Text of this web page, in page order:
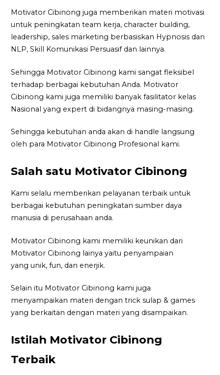
Motivator Cibinong juga memberikan materi motivasi
untuk peningkatan team kerja, character building,
leadership, sales marketing berbasiskan Hypnosis dan
NLP, Skill Komunikasi Persuasif dan lainnya.
Sehingga Motivator Cibinong kami sangat fleksibel
terhadap berbagai kebutuhan Anda. Motivator
Cibinong kami juga memiliki banyak fasilitator kelas
Nasional yang expert di bidangnya masing-masing.
Sehingga kebutuhan anda akan di handle langsung
oleh para Motivator Cibinong Profesional kami.
Salah satu Motivator Cibinong
Kami selalu memberikan pelayanan terbaik untuk
berbagai kebutuhan peningkatan sumber daya
manusia di perusahaan anda.
Motivator Cibinong kami memiliki keunikan dari
Motivator Cibinong lainya yaitu penyampaian
yang unik, fun, dan enerjik.
Selain itu Motivator Cibinong kami juga
menyampaikan materi dengan trick sulap & games
yang berkaitan dengan materi yang disampaikan.
Istilah Motivator Cibinong
Terbaik